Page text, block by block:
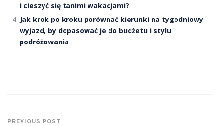
i cieszyć się tanimi wakacjami?
Jak krok po kroku porównać kierunki na tygodniowy
wyjazd, by dopasować je do budżetu i stylu
podróżowania
PREVIOUS POST